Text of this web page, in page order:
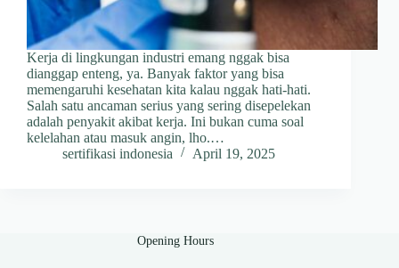
Kerja di lingkungan industri emang nggak bisa
dianggap enteng, ya. Banyak faktor yang bisa
memengaruhi kesehatan kita kalau nggak hati-hati.
Salah satu ancaman serius yang sering disepelekan
adalah penyakit akibat kerja. Ini bukan cuma soal
kelelahan atau masuk angin, lho.…
sertifikasi indonesia
April 19, 2025
Opening Hours